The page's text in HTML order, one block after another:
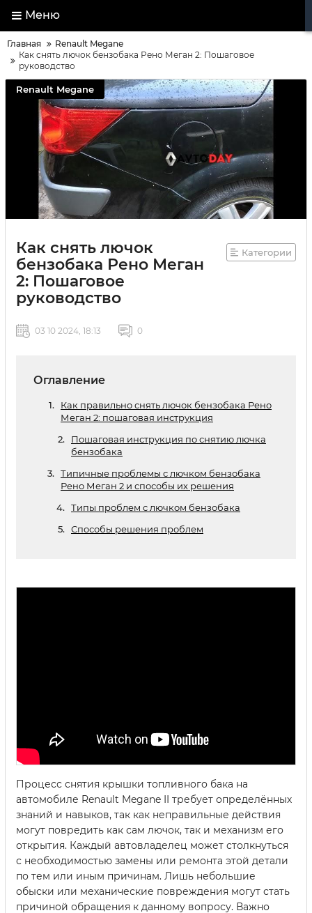
Меню
Главная
Renault Megane
Как снять лючок бензобака Рено Меган 2: Пошаговое
руководство
Renault Megane
Как снять лючок
бензобака Рено Меган
2: Пошаговое
руководство
Категории
03 10 2024, 18:13 0
Оглавление
Как правильно снять лючок бензобака Рено
Меган 2: пошаговая инструкция
Пошаговая инструкция по снятию лючка
бензобака
Типичные проблемы с лючком бензобака
Рено Меган 2 и способы их решения
Типы проблем с лючком бензобака
Способы решения проблем
Процесс снятия крышки топливного бака на
автомобиле Renault Megane II требует определённых
знаний и навыков, так как неправильные действия
могут повредить как сам лючок, так и механизм его
открытия. Каждый автовладелец может столкнуться
с необходимостью замены или ремонта этой детали
по тем или иным причинам. Лишь небольшие
обыски или механические повреждения могут стать
причиной обращения к данному вопросу. Важно